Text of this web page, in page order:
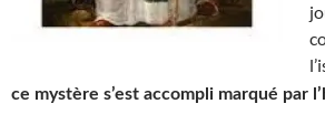
ce mystère s’est accompli marqué par